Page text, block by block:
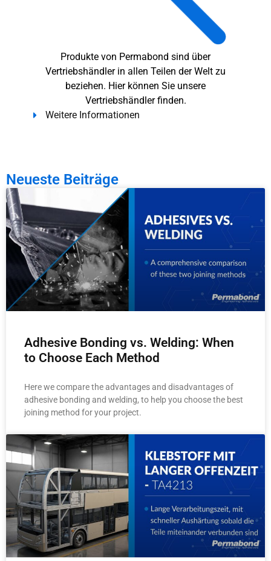
Produkte von Permabond sind über
Vertriebshändler in allen Teilen der Welt zu
beziehen. Hier können Sie unsere
Vertriebshändler finden.
Weitere Informationen
Neueste Beiträge
Adhesive Bonding vs. Welding: When
to Choose Each Method
Here we compare the advantages and disadvantages of
adhesive bonding and welding, to help you choose the best
joining method for your project.